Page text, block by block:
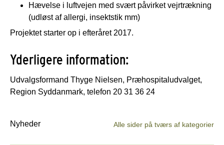
Hævelse i luftvejen med svært påvirket vejrtrækning
(udløst af allergi, insektstik mm)
Projektet starter op i efteråret 2017.
Yderligere information:
Udvalgsformand Thyge Nielsen, Præhospitaludvalget,
Region Syddanmark, telefon 20 31 36 24
Nyheder Alle sider på tværs af kategorier